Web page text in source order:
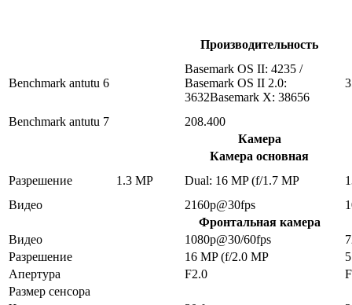
Производительность
Benchmark antutu 6
Basemark OS II: 4235 /
Basemark OS II 2.0:
3632Basemark X: 38656
Benchmark antutu 7
208.400
Камера
Камера основная
Разрешение
1.3 MP Dual: 16 MP (f/1.7 MP
Видео
2160p@30fps
Фронтальная камера
Видео
1080p@30/60fps
Разрешение
16 MP (f/2.0 MP
Апертура
F2.0
Размер сенсора